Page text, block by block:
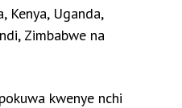
Kenya, Uganda,
Zimbabwe na
kwenye nchi